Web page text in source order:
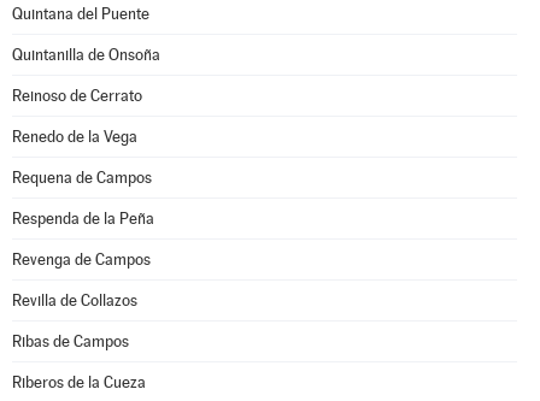
Quintana del Puente
Quintanilla de Onsoña
Reinoso de Cerrato
Renedo de la Vega
Requena de Campos
Respenda de la Peña
Revenga de Campos
Revilla de Collazos
Ribas de Campos
Riberos de la Cueza